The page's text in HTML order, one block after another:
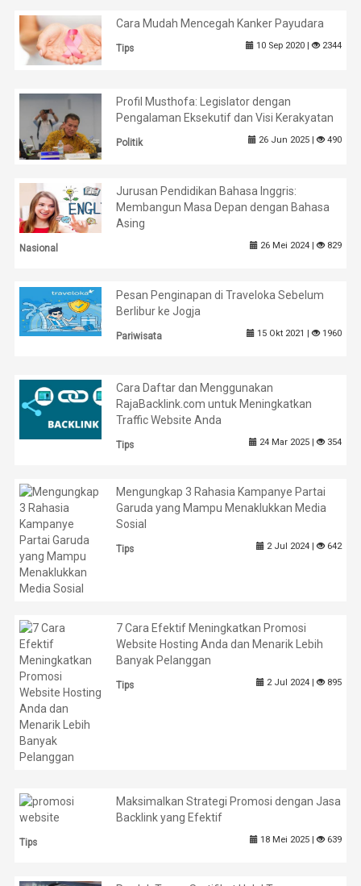
Cara Mudah Mencegah Kanker Payudara
Tips 10 Sep 2020 | 2344
Profil Musthofa: Legislator dengan
Pengalaman Eksekutif dan Visi Kerakyatan
Politik 26 Jun 2025 | 490
Jurusan Pendidikan Bahasa Inggris:
Membangun Masa Depan dengan Bahasa
Asing
Nasional 26 Mei 2024 | 829
Pesan Penginapan di Traveloka Sebelum
Berlibur ke Jogja
Pariwisata 15 Okt 2021 | 1960
Cara Daftar dan Menggunakan
RajaBacklink.com untuk Meningkatkan
Traffic Website Anda
Tips 24 Mar 2025 | 354
Mengungkap 3 Rahasia Kampanye Partai
Garuda yang Mampu Menaklukkan Media
Sosial
Tips 2 Jul 2024 | 642
7 Cara Efektif Meningkatkan Promosi
Website Hosting Anda dan Menarik Lebih
Banyak Pelanggan
Tips 2 Jul 2024 | 895
Maksimalkan Strategi Promosi dengan Jasa
Backlink yang Efektif
Tips 18 Mei 2025 | 639